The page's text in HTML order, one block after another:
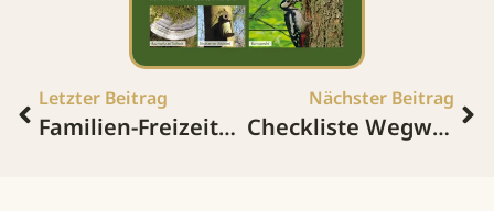
Letzter Beitrag
Familien-Freizeitkarte Erbeskopf
Nächster Beitrag
Checkliste Wegweiser